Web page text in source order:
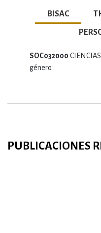
BISAC
SOC032000
género
PUBLICACIONES